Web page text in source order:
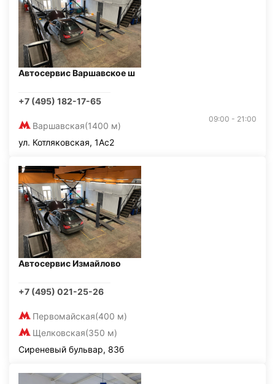
Автосервис Варшавское ш
+7 (495) 182-17-65
Варшавская(1400 м)
09:00 - 21:00
ул. Котляковская, 1Ас2
Автосервис Измайлово
+7 (495) 021-25-26
Первомайская(400 м)
Щелковская(350 м)
Сиреневый бульвар, 83б